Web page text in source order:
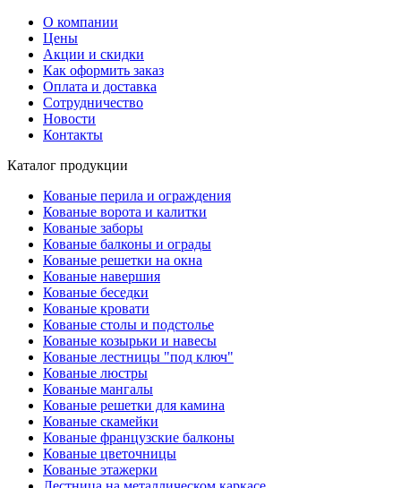
О компании
Цены
Акции и скидки
Как оформить заказ
Оплата и доставка
Сотрудничество
Новости
Контакты
Каталог продукции
Кованые перила и ограждения
Кованые ворота и калитки
Кованые заборы
Кованые балконы и ограды
Кованые решетки на окна
Кованые навершия
Кованые беседки
Кованые кровати
Кованые столы и подстолье
Кованые козырьки и навесы
Кованые лестницы "под ключ"
Кованые люстры
Кованые мангалы
Кованые решетки для камина
Кованые скамейки
Кованые французские балконы
Кованые цветочницы
Кованые этажерки